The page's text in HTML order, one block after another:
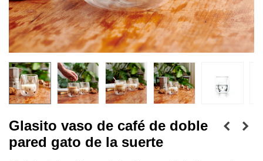
Glasito vaso de café de doble
pared gato de la suerte